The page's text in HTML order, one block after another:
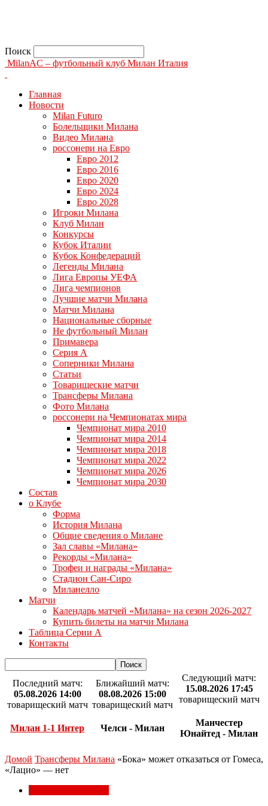
Поиск
MilanAC – футбольный клуб Милан Италия
Главная
Новости
Milan Futuro
Болельщики Милана
Видео Милана
россонери на Евро
Евро 2012
Евро 2016
Евро 2020
Евро 2024
Евро 2028
Игроки Милана
Клуб Милан
Конкурсы
Кубок Италии
Кубок Конфедераций
Легенды Милана
Лига Европы УЕФА
Лига чемпионов
Лучшие матчи Милана
Матчи Милана
Национальные сборные
Не футбольный Милан
Примавера
Серия А
Соперники Милана
Статьи
Товарищеские матчи
Трансферы Милана
Фото Милана
россонери на Чемпионатах мира
Чемпионат мира 2010
Чемпионат мира 2014
Чемпионат мира 2018
Чемпионат мира 2022
Чемпионат мира 2026
Чемпионат мира 2030
Состав
о Клубе
Форма
История Милана
Общие сведения о Милане
Зал славы «Милана»
Рекорды «Милана»
Трофеи и награды «Милана»
Стадион Сан-Сиро
Миланелло
Матчи
Календарь матчей «Милана» на сезон 2026-2027
Купить билеты на матчи Милана
Таблица Серии А
Контакты
Последний матч:
05.08.2026 14:00
товарищеский матч
Милан 1-1 Интер
Ближайший матч:
08.08.2026 15:00
товарищеский матч
Челси - Милан
Следующий матч:
15.08.2026 17:45
товарищеский матч
Манчестер
Юнайтед - Милан
Домой Трансферы Милана «Бока» может отказаться от Гомеса,
«Лацио» — нет